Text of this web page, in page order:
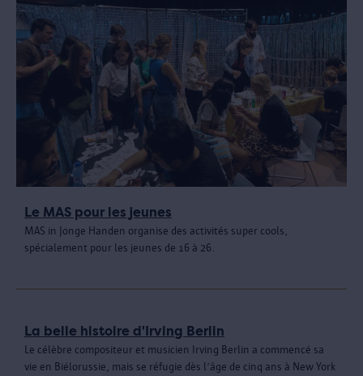
Le MAS pour les jeunes
MAS in Jonge Handen organise des activités super cools,
spécialement pour les jeunes de 16 à 26.
La belle histoire d'Irving Berlin
Le célèbre compositeur et musicien Irving Berlin a commencé sa
vie en Biélorussie, mais se réfugie dès l’âge de cinq ans à New York